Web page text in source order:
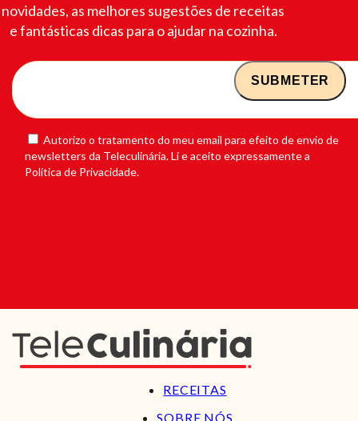
novidades, as melhores sugestões de receitas
e fantásticas dicas para o ajudar na cozinha.
Autorizo o tratamento do meu email para efeito de envio de
newsletters da Teleculinária. Li e aceito expressamente a
Política de Privacidade.
RECEITAS
SOBRE NÓS